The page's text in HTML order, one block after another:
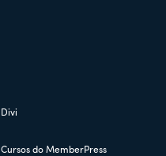
Divi
Cursos do MemberPress